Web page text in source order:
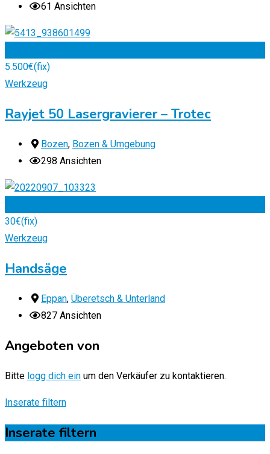
61 Ansichten
5.500€(fix)
Werkzeug
Rayjet 50 Lasergravierer – Trotec
Bozen, Bozen & Umgebung
298 Ansichten
30€(fix)
Werkzeug
Handsäge
Eppan, Überetsch & Unterland
827 Ansichten
Angeboten von
Bitte logg dich ein um den Verkäufer zu kontaktieren.
Inserate filtern
Inserate filtern